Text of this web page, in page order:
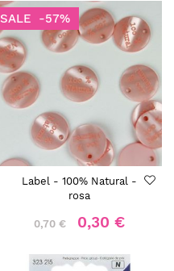
SALE -57%
Label - 100% Natural -
rosa
0,70 € 0,30 €